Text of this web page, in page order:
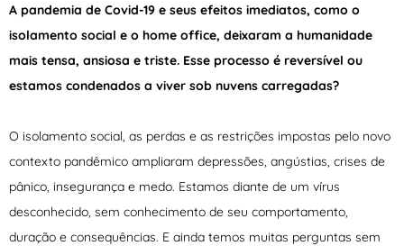
A pandemia de Covid-19 e seus efeitos imediatos, como o
isolamento social e o home office, deixaram a humanidade
mais tensa, ansiosa e triste. Esse processo é reversível ou
estamos condenados a viver sob nuvens carregadas?
O isolamento social, as perdas e as restrições impostas pelo novo
contexto pandêmico ampliaram depressões, angústias, crises de
pânico, insegurança e medo. Estamos diante de um vírus
desconhecido, sem conhecimento de seu comportamento,
duração e consequências. E ainda temos muitas perguntas sem